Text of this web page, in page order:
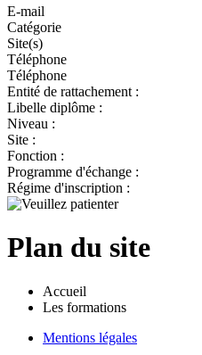
E-mail
Catégorie
Site(s)
Téléphone
Téléphone
Entité de rattachement :
Libelle diplôme :
Niveau :
Site :
Fonction :
Programme d'échange :
Régime d'inscription :
Plan du site
Accueil
Les formations
Mentions légales